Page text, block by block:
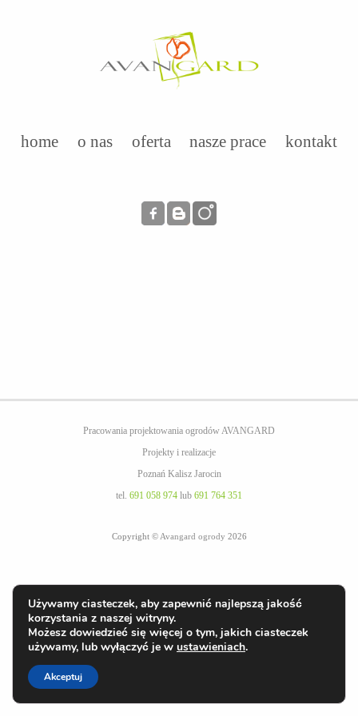
home o nas oferta nasze prace kontakt
Pracowania projektowania ogrodów AVANGARD
Projekty i realizacje
Poznań Kalisz Jarocin
tel. 691 058 974 lub 691 764 351
Copyright ©Avangard ogrody 2026
Używamy ciasteczek, aby zapewnić najlepszą jakość
korzystania z naszej witryny.
Możesz dowiedzieć się więcej o tym, jakich ciasteczek
używamy, lub wyłączyć je w ustawieniach.
Akceptuj